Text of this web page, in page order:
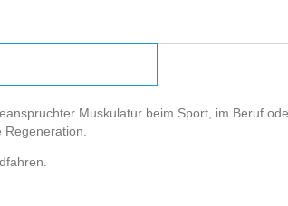
Muskulatur beim Sport, im Beruf